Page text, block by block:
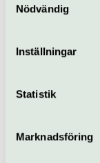
samt
vidarebefordrar
information från
annons- och
information som
Nödvändig
Inställningar
Statistik
Marknadsföring